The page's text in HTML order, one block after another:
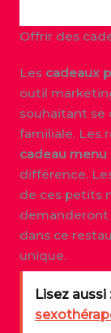
Offrir des
Les cadeaux
outil
souhaitant
familiale. Les
cadeau
différence.
de ces petits
demanderont
dans ce
unique.
Lisez aussi